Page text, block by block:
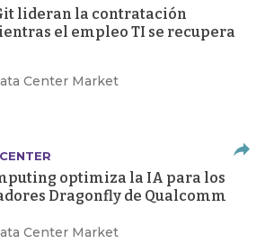
lideran la contratación
el empleo TI se recupera
Center Market
optimiza la IA para los
Dragonfly de Qualcomm
Center Market